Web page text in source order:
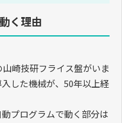
く理由
山崎技研フライス盤がいま
した機械が、 50年以上経
プログラムで動く部分は